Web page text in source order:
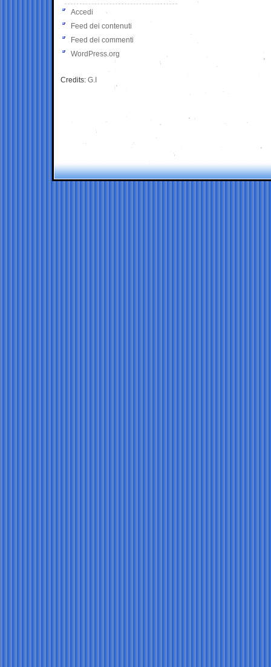
Accedi
Feed dei contenuti
Feed dei commenti
WordPress.org
Credits: G.I